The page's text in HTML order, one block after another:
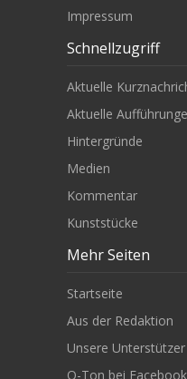
Impressum
Schnellzugriff
Aktuelle
Aktuelle
Hintergründe
Medien
Kommentar
Kunststücke
Mehr Seiten
Startseite
Aus der Redaktion
Unsere Unterstützer
O-Ton bei Facebook